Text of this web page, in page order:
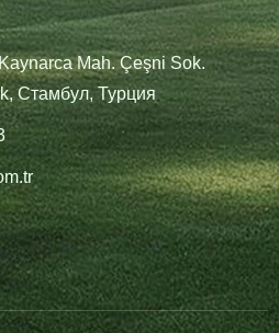
Mah. Çeşni Sok.
Стамбул, Турция